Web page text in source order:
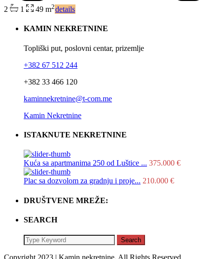
2 1 49 m2details
KAMIN NEKRETNINE
Topliški put, poslovni centar, prizemlje
+382 67 512 244
+382 33 466 120
kaminnekretnine@t-com.me
Kamin Nekretnine
ISTAKNUTE NEKRETNINE
Kuća sa apartmanima 250 od Luštice ... 375.000 €
Plac sa dozvolom za gradnju i proje... 210.000 €
DRUŠTVENE MREŽE:
SEARCH
Search
Copyright 2023 | Kamin nekretnine. All Rights Reserved